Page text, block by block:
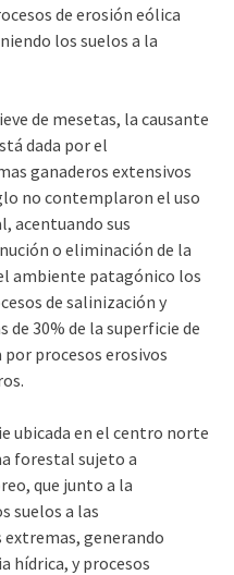
de erosión eólica
los suelos a la
de mesetas, la causante
dada por el
ganaderos extensivos
no contemplaron el uso
acentuando sus
o eliminación de la
ambiente patagónico los
de salinización y
30% de la superficie de
procesos erosivos
ubicada en el centro norte
forestal sujeto a
que junto a la
suelos a las
generando
hídrica, y procesos